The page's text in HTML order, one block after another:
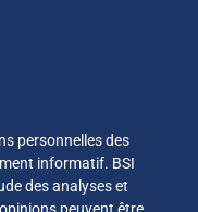
personnelles des
informatif. BSI
des analyses et